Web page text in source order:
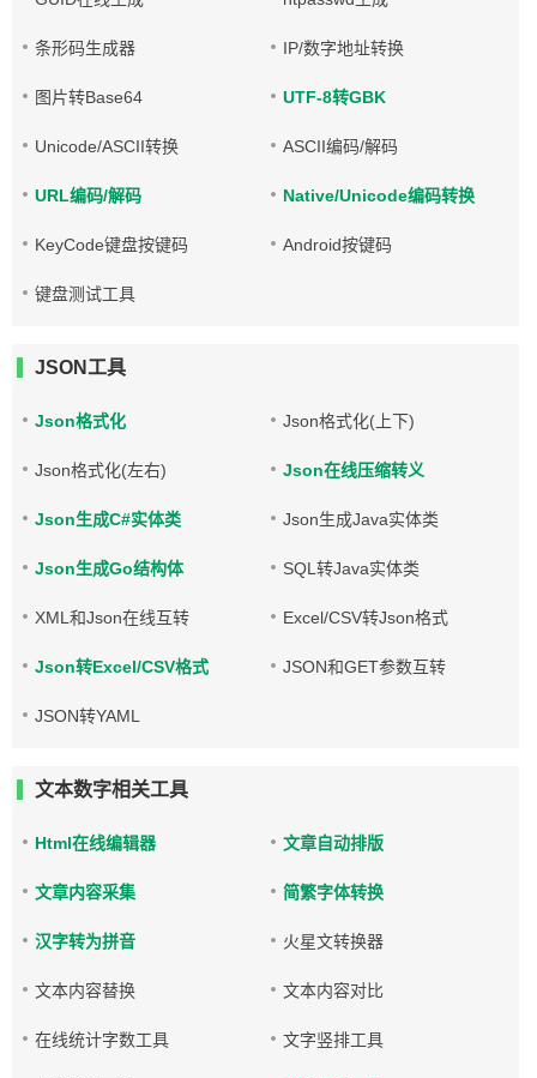
条形码生成器 IP/数字地址转换
图片转Base64 UTF-8转GBK
Unicode/ASCII转换 ASCII编码/解码
URL编码/解码 Native/Unicode编码转换
KeyCode键盘按键码 Android按键码
键盘测试工具
JSON工具
Json格式化 Json格式化(上下)
Json格式化(左右) Json在线压缩转义
Json生成C#实体类 Json生成Java实体类
Json生成Go结构体 SQL转Java实体类
XML和Json在线互转 Excel/CSV转Json格式
Json转Excel/CSV格式 JSON和GET参数互转
JSON转YAML
文本数字相关工具
Html在线编辑器 文章自动排版
文章内容采集 简繁字体转换
汉字转为拼音 火星文转换器
文本内容替换 文本内容对比
在线统计字数工具 文字竖排工具